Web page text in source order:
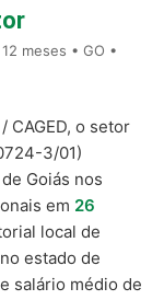
meses • GO •
CAGED, o setor
3/01)
Goiás nos
em 26
local de
estado de
e salário médio de